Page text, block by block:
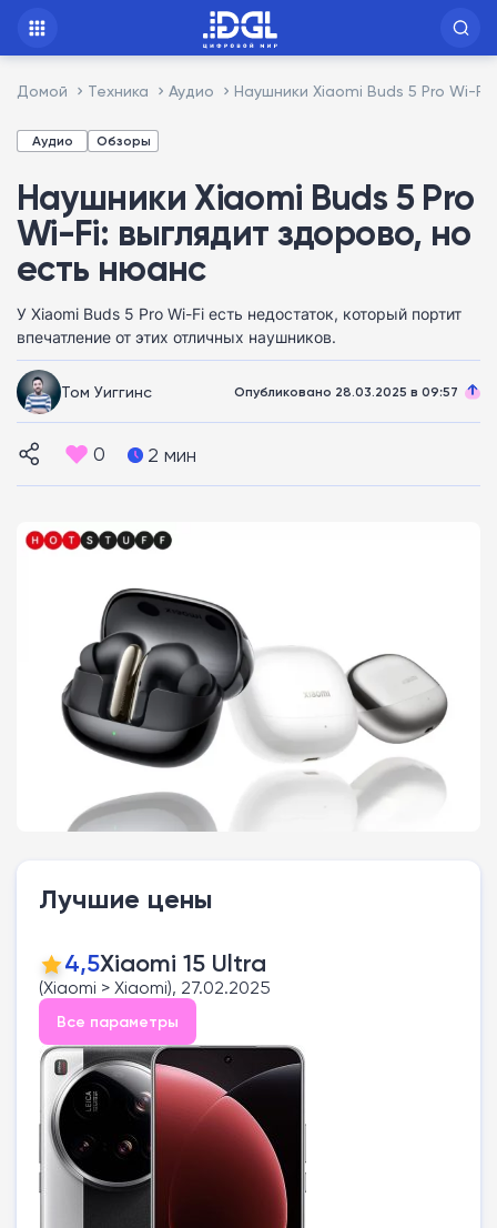
Домой Техника Аудио Наушники Xiaomi Buds 5 Pro Wi-
Аудио Обзоры
Наушники Xiaomi Buds 5 Pro
Wi-Fi: выглядит здорово, но
есть нюанс
У Xiaomi Buds 5 Pro Wi-Fi есть недостаток, который портит
впечатление от этих отличных наушников.
Том Уиггинс Опубликовано 28.03.2025 в 09:57
0 2 мин
Лучшие цены
4,5Xiaomi 15 Ultra
(Xiaomi > Xiaomi), 27.02.2025
Все параметры